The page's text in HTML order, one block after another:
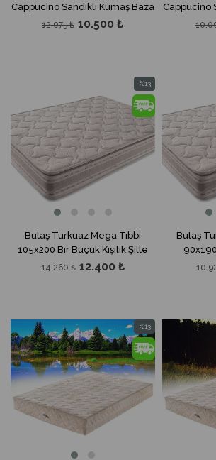
Cappucino Sandıklı Kumaş Baza
10.500 ₺
12.075 ₺
Cappucino
Butaş Turkuaz Mega Tıbbi
105x200 Bir Buçuk Kişilik Şilte
12.400 ₺
14.260 ₺
%13
İndirim
%13İndirim
Butaş
%13
İndirim
%13İndirim